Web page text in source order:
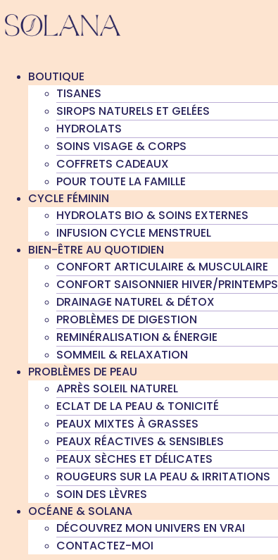
au
BOUTIQUE
TISANES
SIROPS NATURELS ET GELÉES
HYDROLATS
SOINS VISAGE & CORPS
COFFRETS CADEAUX
POUR TOUTE LA FAMILLE
CYCLE FÉMININ
HYDROLATS BIO & SOINS EXTERNES
INFUSION CYCLE MENSTRUEL
BIEN-ÊTRE AU QUOTIDIEN
CONFORT ARTICULAIRE & MUSCULAIRE
CONFORT SAISONNIER HIVER/PRINTEMPS
DRAINAGE NATUREL & DÉTOX
PROBLÈMES DE DIGESTION
REMINÉRALISATION & ÉNERGIE
SOMMEIL & RELAXATION
PROBLÈMES DE PEAU
APRÈS SOLEIL NATUREL
ECLAT DE LA PEAU & TONICITÉ
PEAUX MIXTES À GRASSES
PEAUX RÉACTIVES & SENSIBLES
PEAUX SÈCHES ET DÉLICATES
ROUGEURS SUR LA PEAU & IRRITATIONS
SOIN DES LÈVRES
OCÉANE & SOLANA
DÉCOUVREZ MON UNIVERS EN VRAI
CONTACTEZ-MOI